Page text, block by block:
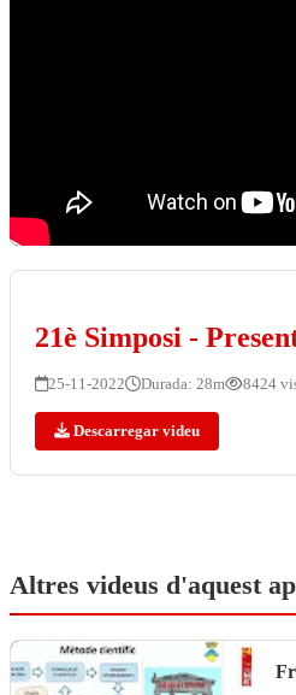
21è Simposi -
25-11-2022 Durada: 28m 8424
Descarregar videu
Altres videus d'aquest